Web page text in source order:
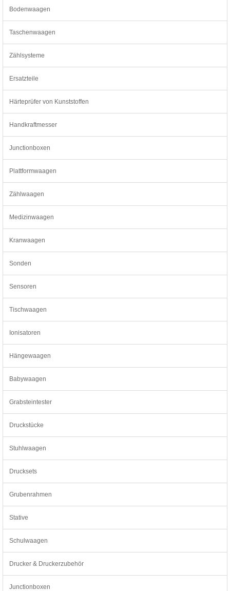
Bodenwaagen
Taschenwaagen
Zählsysteme
Ersatzteile
Härteprüfer von Kunststoffen
Handkraftmesser
Junctionboxen
Plattformwaagen
Zählwaagen
Medizinwaagen
Kranwaagen
Sonden
Sensoren
Tischwaagen
Ionisatoren
Hängewaagen
Babywaagen
Grabsteintester
Druckstücke
Stuhlwaagen
Drucksets
Grubenrahmen
Stative
Schulwaagen
Drucker & Druckerzubehör
Junctionboxen